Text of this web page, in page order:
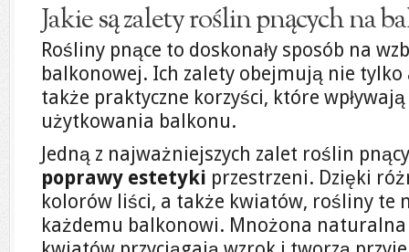
Jakie są zalety roślin pnących na
Rośliny pnące to doskonały sposób na
balkonowej. Ich zalety obejmują nie tylko
także praktyczne korzyści, które
użytkowania balkonu.
Jedną z najważniejszych zalet roślin
poprawy estetyki przestrzeni. Dzięki
kolorów liści, a także kwiatów, rośliny te
każdemu balkonowi. Mnożona naturalna